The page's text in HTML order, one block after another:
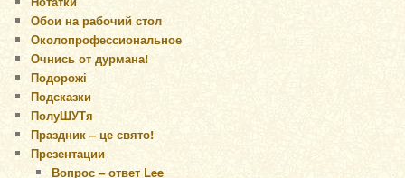
Обои на рабочий стол
Околопрофессиональное
Очнись от дурмана!
Подорожі
Подсказки
ПолуШУТя
Праздник – це свято!
Презентации
Вопрос – ответ Lee